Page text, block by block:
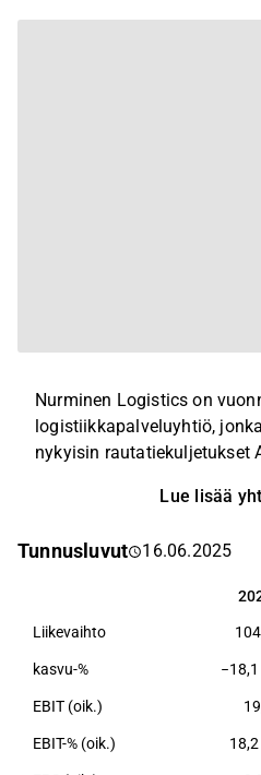
Nurminen Logistics on
logistiikkapalveluyhtiö,
nykyisin rautatiekuljetukset
terminaali- ja
Lue lisää
Tunnusluvut 16.06.2025
Liikevaihto
kasvu-% −18,1
EBIT (oik.)
EBIT-% (oik.) 18,2